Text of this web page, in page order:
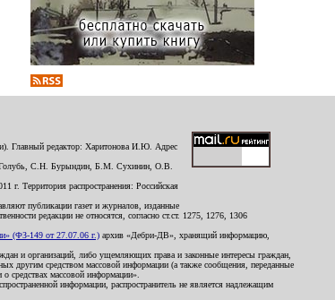
Главный редактор: Харитонова И.Ю. Адрес
С.Н. Бурындин, Б.М. Сухинин, О.В.
г. Территория распространения: Российская
публикации газет и журналов, изданные
редакции не относятся, согласно ст.ст. 1275, 1276, 1306
(ФЗ-149 от 27.07.06 г.) архив «Дебри-ДВ», хранящий информацию,
и организаций, либо ущемляющих права и законные интересы граждан,
другим средством массовой информации (а также сообщения, переданные
средствах массовой информации».
информации, распространитель не является надлежащим